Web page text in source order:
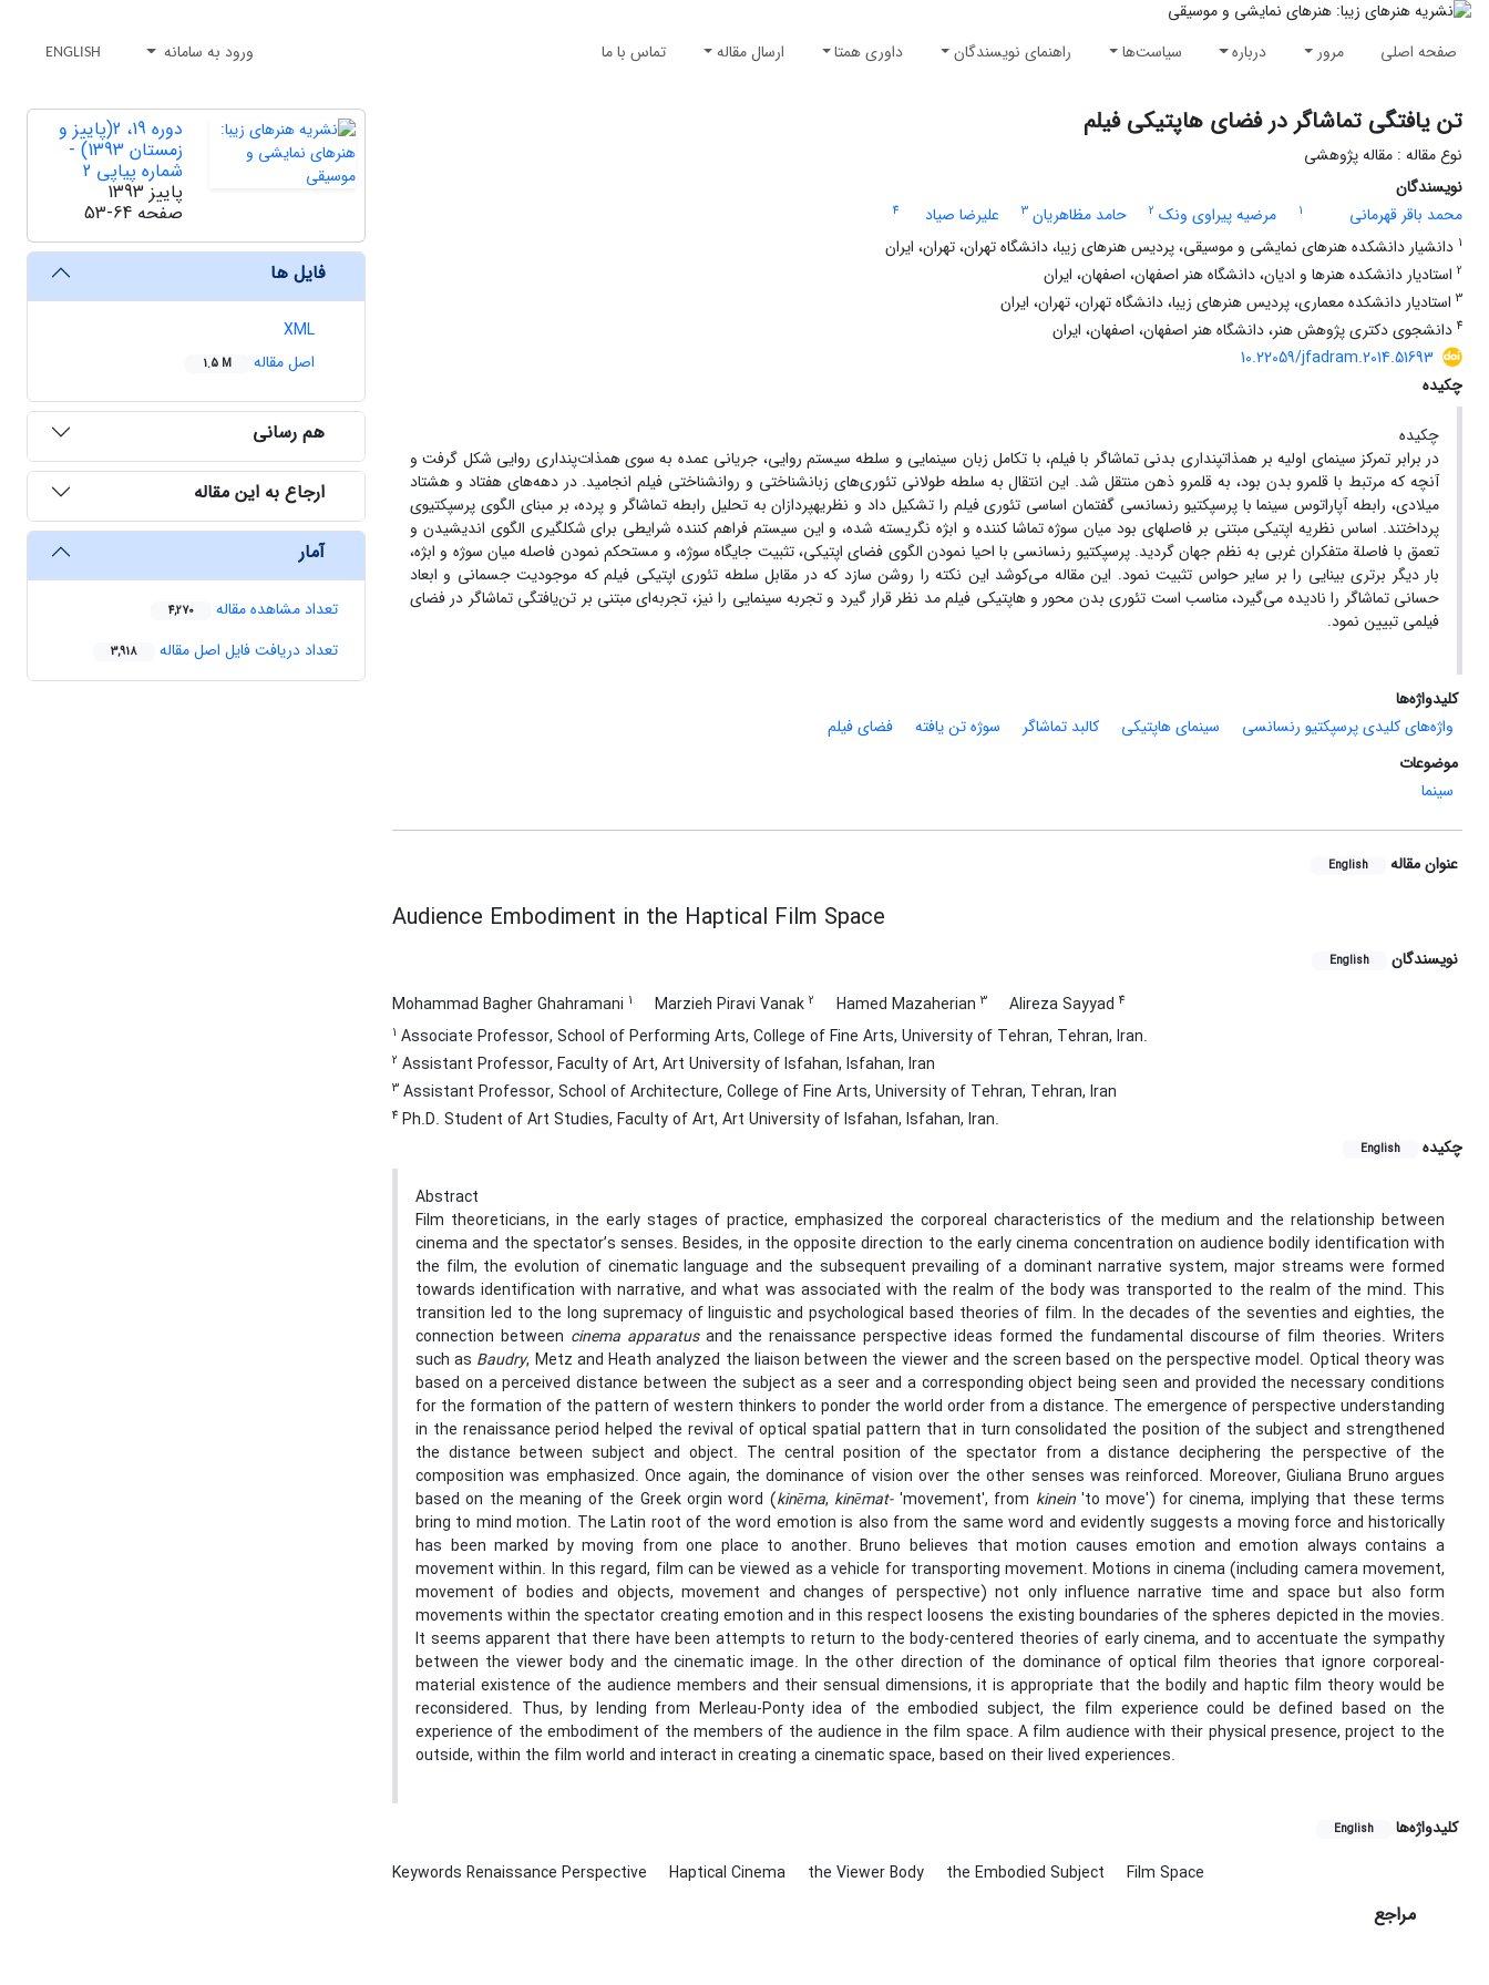
صفحه اصلی مرور درباره سیاست‌ها راهنمای نویسندگان داوری همتا ارسال مقاله تماس با ما ورود به سامانه ENGLISH
تن یافتگی تماشاگر در فضای هاپتیکی فیلم
نوع مقاله : مقاله پژوهشی
نویسندگان
محمد باقر قهرمانی
1 مرضیه پیراوی ونک 2 حامد مظاهریان 3 علیرضا صیاد
4
1 دانشیار دانشکده هنرهای نمایشی و موسیقی، پردیس هنرهای زیبا، دانشگاه تهران، تهران، ایران
2 استادیار دانشکده هنرها و ادیان، دانشگاه هنر اصفهان، اصفهان، ایران
3 استادیار دانشکده معماری، پردیس هنرهای زیبا، دانشگاه تهران، تهران، ایران
4 دانشجوی دکتری پژوهش هنر، دانشگاه هنر اصفهان، اصفهان، ایران
10.22059/jfadram.2014.51693
چکیده
چکیده
در برابر تمرکز سینمای اولیه بر همذات­پنداری بدنی تماشاگر با فیلم، با تکامل زبان سینمایی و سلطه سیستم روایی، جریانی عمده به سوی همذات‌پنداری روایی شکل گرفت و
آنچه که مرتبط با قلمرو بدن بود، به قلمرو ذهن منتقل شد. این انتقال به سلطه طولانی تئوری‌های زبان­شناختی و روان­شناختی فیلم انجامید. در دهه‌های هفتاد و هشتاد
میلادی، رابطه آپاراتوس سینما با پرسپکتیو رنسانسی گفتمان اساسی تئوری فیلم را تشکیل داد و نظریه­پردازان به تحلیل رابطه تماشاگر و پرده، بر مبنای الگوی پرسپکتیوی
پرداختند. اساس نظریه اپتیکی مبتنی بر فاصله­ای بود میان سوژه تماشا کننده و ابژه نگریسته شده، و این سیستم فراهم کننده شرایطی برای شکل­گیری الگوی اندیشیدن و
تعمق­ با فاصلة متفکران غربی به نظم جهان گردید. پرسپکتیو رنسانسی با احیا نمودن الگوی فضای اپتیکی، تثبیت جایگاه سوژه، و مستحکم نمودن فاصله میان سوژه و ابژه،
بار دیگر برتری بینایی را بر سایر حواس تثبیت نمود. این مقاله می‌کوشد این نکته را روشن سازد که در مقابل سلطه تئوری اپتیکی فیلم که موجودیت جسمانی و ابعاد
حسانی تماشاگر را نادیده می‌گیرد، مناسب است تئوری بدن محور و هاپتیکی فیلم مد نظر قرار گیرد و تجربه سینمایی را نیز، تجربه‌ای مبتنی بر تن‌یافتگی تماشاگر در فضای
فیلمی ‌تبیین نمود.
کلیدواژه‌ها
واژه‌های کلیدی پرسپکتیو رنسانسی
سینمای هاپتیکی کالبد تماشاگر سوژه تن یافته
فضای فیلم
موضوعات
سینما
عنوان مقاله English
Audience Embodiment in the Haptical Film Space
نویسندگان English
Mohammad Bagher Ghahramani 1 Marzieh Piravi Vanak 2 Hamed Mazaherian 3 Alireza Sayyad 4
1 Associate Professor, School of Performing Arts, College of Fine Arts, University of Tehran, Tehran, Iran.
2 Assistant Professor, Faculty of Art, Art University of Isfahan, Isfahan, Iran
3 Assistant Professor, School of Architecture, College of Fine Arts, University of Tehran, Tehran, Iran
4 Ph.D. Student of Art Studies, Faculty of Art, Art University of Isfahan, Isfahan, Iran.
چکیده
English
Abstract
Film theoreticians, in the early stages of practice, emphasized the corporeal characteristics of the medium and the relationship between
cinema and the spectator’s senses. Besides, in the opposite direction to the early cinema concentration on audience bodily identification with
the film, the evolution of cinematic language and the subsequent prevailing of a dominant narrative system, major streams were formed
towards identification with narrative, and what was associated with the realm of the body was transported to the realm of the mind. This
transition led to the long supremacy of linguistic and psychological based theories of film. In the decades of the seventies and eighties, the
connection between cinema apparatusand the renaissance perspective ideas formed the fundamental discourse of film theories. Writers
such as Baudry, Metz and Heath analyzed the liaison between the viewer and the screen based on the perspective model. Optical theory was
based on a perceived distance between the subject as a seer and a corresponding object being seen and provided the necessary conditions
for the formation of the pattern of western thinkers to ponder the world order from a distance. The emergence of perspective understanding
in the renaissance period helped the revival of optical spatial pattern that in turn consolidated the position of the subject and strengthened
the distance between subject and object. The central position of the spectator from a distance deciphering the perspective of the
composition was emphasized. Once again, the dominance of vision over the other senses was reinforced. Moreover, Giuliana Bruno argues
based on the meaning of the Greek orgin word (kinēma, kinēmat-'movement', from kinein'to move') for cinema, implying that these terms
bring to mind motion. The Latin root of the word emotion is also from the same word and evidently suggests a moving force and historically
has been marked by moving from one place to another. Bruno believes that motion causes emotion and emotion always contains a
movement within. In this regard, film can be viewed as a vehicle for transporting movement. Motions in cinema (including camera movement,
movement of bodies and objects, movement and changes of perspective) not only influence narrative time and space but also form
movements within the spectator creating emotion and in this respect loosens the existing boundaries of the spheres depicted in the movies.
It seems apparent that there have been attempts to return to the body-centered theories of early cinema, and to accentuate the sympathy
between the viewer body and the cinematic image. In the other direction of the dominance of optical film theories that ignore corporeal-
material existence of the audience members and their sensual dimensions, it is appropriate that the bodily and haptic film theory would be
reconsidered. Thus, by lending from Merleau-Ponty idea of the embodied subject, the film experience could be defined based on the
experience of the embodiment of the members of the audience in the film space. A film audience with their physical presence, project to the
outside, within the film world and interact in creating a cinematic space, based on their lived experiences.
کلیدواژه‌ها English
Keywords Renaissance Perspective Haptical Cinema the Viewer Body the Embodied Subject Film Space
مراجع
دوره 19، 2(پاییز و
زمستان 1393) -
شماره پیاپی 2
پاییز 1393
صفحه 53-64
فایل ها
XML
اصل مقاله
1.5 M
هم رسانی
ارجاع به این مقاله
آمار
تعداد مشاهده مقاله 4,270
تعداد دریافت فایل اصل مقاله 3,918